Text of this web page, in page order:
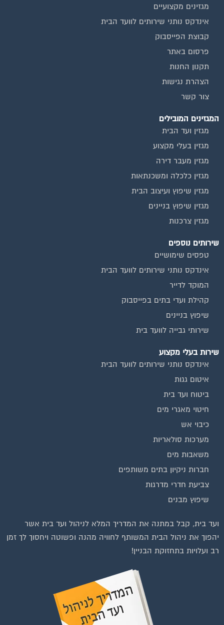
מגזינים מקצועיים
אינדקס נותני שירותים לוועד הבית
קבוצת הפייסבוק
פרסום באתר
תקנון החנות
הצהרת נגישות
צור קשר
המגזינים המובילים
מגזין ועד הבית
מגזין בעלי מקצוע
מגזין מעבר דירה
מגזין כלכלה ומשכנתאות
מגזין שיפוץ ועיצוב הבית
מגזין שיפוץ בניינים
מגזין צרכנות
שירותים נוספים
טפסים שימושיים
אינדקס נותני שירותים לוועד הבית
המוקד לדייר
קהילת ועדי בתים בפייסבוק
שיפוץ בניינים
שירותי גבייה לוועד בית
שירות בעלי מקצוע
אינדקס נותני שירותים לוועד הבית
איטום גגות
ביטוח ועד בית
חיטוי מאגרי מים
כיבוי אש
מערכות סולאריות
משאבות מים
חברות ניקיון בתים משותפים
צביעת חדרי מדרגות
שיפוץ מבנים
ועד בית, קבל במתנה את המדריך המלא לניהול ועד בית אשר
יהפוך את ניהול הבית המשותף לחוויה מהנה ופשוטה ויחסוך לך זמן
רב ועלויות בתחזוקת הבניין!
להצטרפות לחצו על התמונה או על הכפתור ושלחו בקשת הצטרפות בדף
הקבוצה
לחץ למעבר לקבוצה